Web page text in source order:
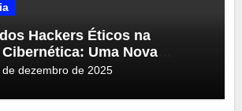
Hackers Éticos na
Uma Nova
de dezembro de 2025